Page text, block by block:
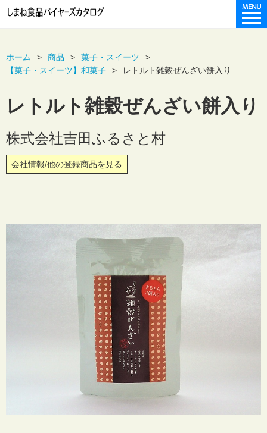
ホーム 商品
菓子・スイーツ
【菓子・スイーツ】和菓子
レトルト雑穀ぜんざい餅入り
レトルト雑穀ぜんざい餅入り
株式会社吉田ふるさと村
会社情報/他の登録商品を見る